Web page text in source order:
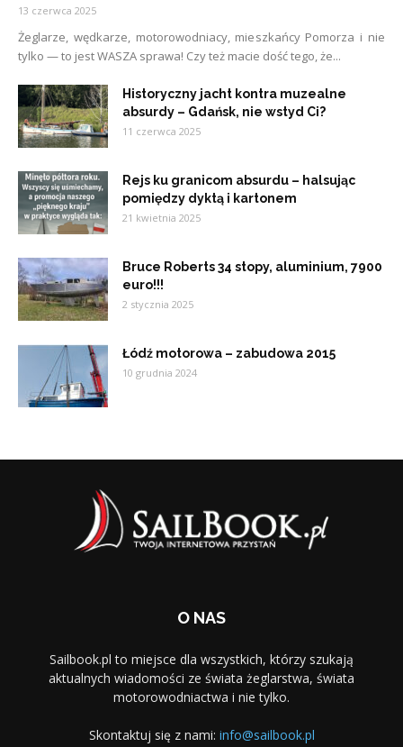
13 czerwca 2025
Żeglarze, wędkarze, motorowodniacy, mieszkańcy Pomorza i nie
tylko — to jest WASZA sprawa! Czy też macie dość tego, że...
Historyczny jacht kontra muzealne
absurdy – Gdańsk, nie wstyd Ci?
11 czerwca 2025
Rejs ku granicom absurdu – halsując
pomiędzy dyktą i kartonem
21 kwietnia 2025
Bruce Roberts 34 stopy, aluminium, 7900
euro!!!
2 stycznia 2025
Łódź motorowa – zabudowa 2015
10 grudnia 2024
O NAS
Sailbook.pl to miejsce dla wszystkich, którzy szukają
aktualnych wiadomości ze świata żeglarstwa, świata
motorowodniactwa i nie tylko.
Skontaktuj się z nami: info@sailbook.pl